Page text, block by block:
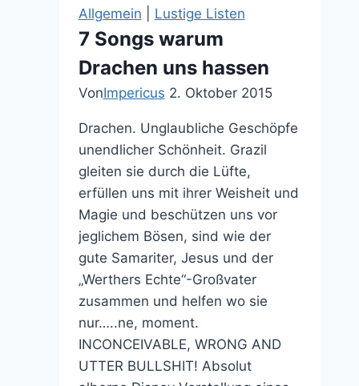
Die
Maskerade
Allgemein Lustige Listen
7 Songs warum
Drachen uns hassen
VonImpericus 2. Oktober 2015
Drachen. Unglaubliche Geschöpfe
unendlicher Schönheit. Grazil
gleiten sie durch die Lüfte,
erfüllen uns mit ihrer Weisheit und
Magie und beschützen uns vor
jeglichem Bösen, sind wie der
gute Samariter, Jesus und der
„Werthers Echte“-Großvater
zusammen und helfen wo sie
nur…..ne, moment.
INCONCEIVABLE, WRONG AND
UTTER BULLSHIT! Absolut